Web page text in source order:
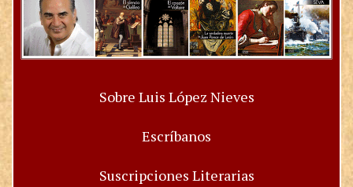
Sobre Luis López Nieves
Escríbanos
Suscripciones Literarias